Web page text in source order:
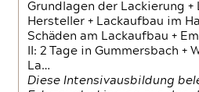
Grundlagen der Lackierung +
Hersteller + Lackaufbau im
Schäden am Lackaufbau +
II: 2 Tage in Gummersbach +
La…
Diese Intensivausbildung